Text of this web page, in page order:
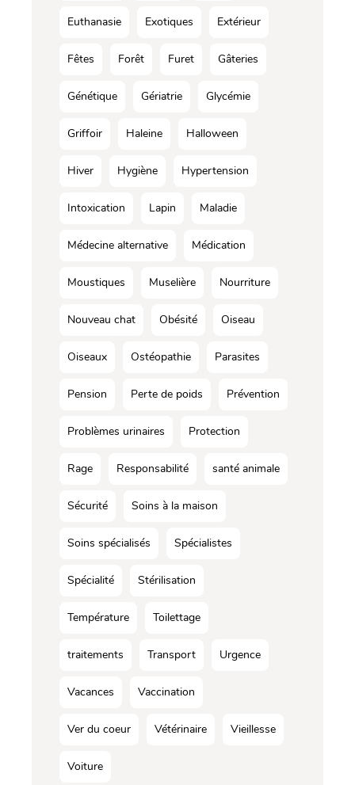
Euthanasie Exotiques Extérieur
Fêtes Forêt Furet Gâteries
Génétique Gériatrie Glycémie
Griffoir Haleine Halloween
Hiver Hygiène Hypertension
Intoxication Lapin Maladie
Médecine alternative Médication
Moustiques Muselière Nourriture
Nouveau chat Obésité Oiseau
Oiseaux Ostéopathie Parasites
Pension Perte de poids Prévention
Problèmes urinaires Protection
Rage Responsabilité santé animale
Sécurité Soins à la maison
Soins spécialisés Spécialistes
Spécialité Stérilisation
Température Toilettage
traitements Transport Urgence
Vacances Vaccination
Ver du coeur Vétérinaire Vieillesse
Voiture